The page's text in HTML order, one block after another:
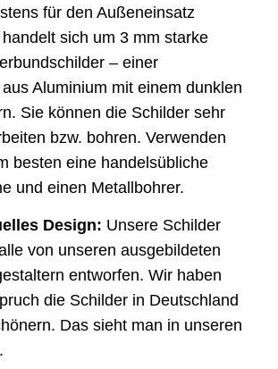
für den Außeneinsatz
sich um 3 mm starke
– einer
Aluminium mit einem dunklen
Sie können die Schilder sehr
bzw. bohren. Verwenden
besten eine handelsübliche
und einen Metallbohrer.
Design: Unsere Schilder
von unseren ausgebildeten
entworfen. Wir haben
die Schilder in Deutschland
Das sieht man in unseren